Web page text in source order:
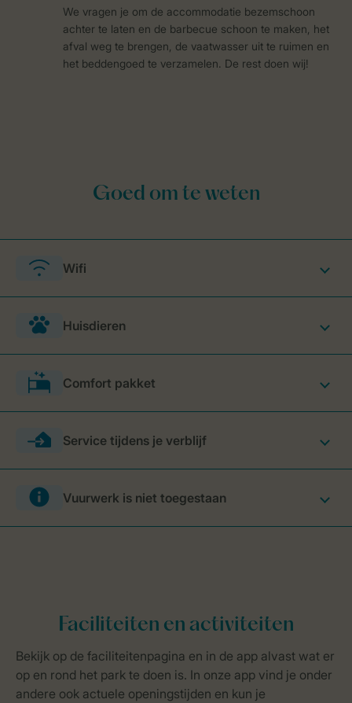
We vragen je om de accommodatie bezemschoon
achter te laten en de barbecue schoon te maken, het
afval weg te brengen, de vaatwasser uit te ruimen en
het beddengoed te verzamelen. De rest doen wij!
Wifi
Huisdieren
Comfort pakket
Service tijdens je verblijf
Vuurwerk is niet toegestaan